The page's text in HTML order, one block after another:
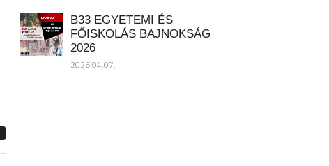
B33 EGYETEMI ÉS
FŐISKOLÁS BAJNOKSÁG
2026
2026.04.07.